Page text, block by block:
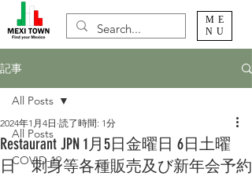
ME
NU
記事
All Posts
COVID-19
All Posts
Restaurant JPN 1月5日金曜日 6日土曜
日 刺身等各種販売及び新年会予約
2024年1月4日 読了時間: 1分